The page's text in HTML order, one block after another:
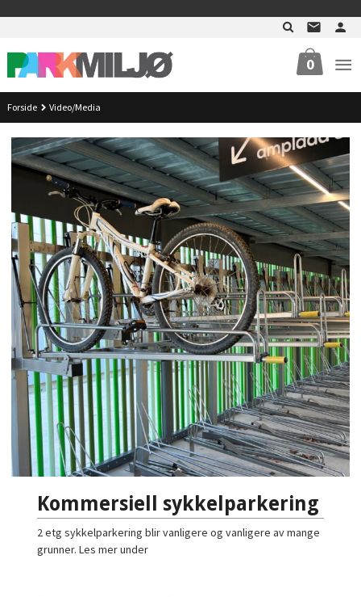
0
Forside Video/Media
Kommersiell sykkelparkering
2 etg sykkelparkering blir vanligere og vanligere av mange
grunner. Les mer under